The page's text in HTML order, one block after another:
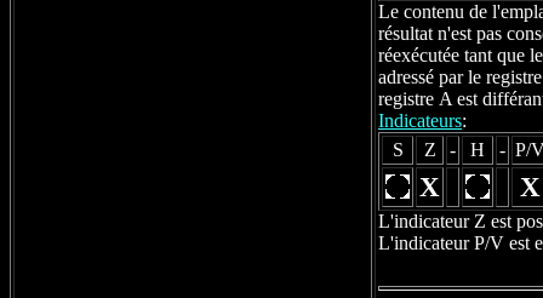
Le contenu de
résultat n'est pas
réexécutée tant que
adressé par le
registre A est
Indicateurs:
S
Z - H - P/
X X
L'indicateur Z est
L'indicateur P/V est